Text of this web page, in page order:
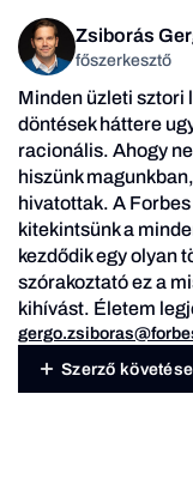
Zsiborás
főszerkesztő
Minden üzleti sztori
döntések háttere
racionális. Ahogy
hiszünk
hivatottak. A
kitekintsünk a
kezdődik egy olyan
szórakoztató ez a
kihívást. Életem
Szerző követése